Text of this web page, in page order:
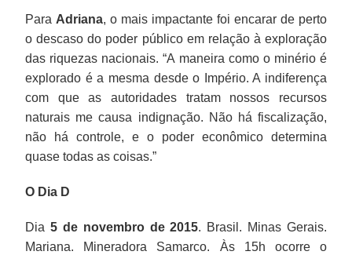
Para Adriana, o mais impactante foi encarar de perto
o descaso do poder público em relação à exploração
das riquezas nacionais. “A maneira como o minério é
explorado é a mesma desde o Império. A indiferença
com que as autoridades tratam nossos recursos
naturais me causa indignação. Não há fiscalização,
não há controle, e o poder econômico determina
quase todas as coisas.”
O Dia D
Dia5 de novembro de 2015. Brasil. Minas Gerais.
Mariana. Mineradora Samarco. Às 15h ocorre o